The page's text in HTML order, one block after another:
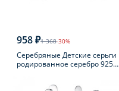
958 ₽1 368-30%
Серебряные Детские серьги
родированное серебро 925